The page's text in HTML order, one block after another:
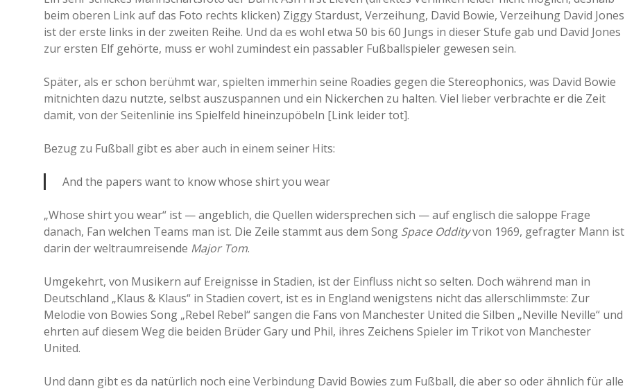
beim oberen Link auf das Foto rechts klicken) Ziggy Stardust, Verzeihung, David Bowie, Verzeihung David Jones
ist der erste links in der zweiten Reihe. Und da es wohl etwa 50 bis 60 Jungs in dieser Stufe gab und David Jones
zur ersten Elf gehörte, muss er wohl zumindest ein passabler Fußballspieler gewesen sein.
Später, als er schon berühmt war, spielten immerhin seine Roadies gegen die Stereophonics, was David Bowie
mitnichten dazu nutzte, selbst auszuspannen und ein Nickerchen zu halten. Viel lieber verbrachte er die Zeit
damit, von der Seitenlinie ins Spielfeld hineinzupöbeln [Link leider tot].
Bezug zu Fußball gibt es aber auch in einem seiner Hits:
And the papers want to know whose shirt you wear
„Whose shirt you wear“ ist — angeblich, die Quellen widersprechen sich — auf englisch die saloppe Frage
danach, Fan welchen Teams man ist. Die Zeile stammt aus dem Song Space Oddityvon 1969, gefragter Mann ist
darin der weltraumreisende Major Tom.
Umgekehrt, von Musikern auf Ereignisse in Stadien, ist der Einfluss nicht so selten. Doch während man in
Deutschland „Klaus & Klaus“ in Stadien covert, ist es in England wenigstens nicht das allerschlimmste: Zur
Melodie von Bowies Song „Rebel Rebel“ sangen die Fans von Manchester United die Silben „Neville Neville“ und
ehrten auf diesem Weg die beiden Brüder Gary und Phil, ihres Zeichens Spieler im Trikot von Manchester
United.
Und dann gibt es da natürlich noch eine Verbindung David Bowies zum Fußball, die aber so oder ähnlich für alle